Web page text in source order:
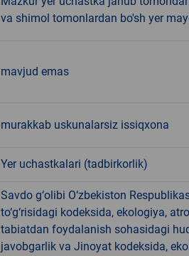
va shimol tomonlardan bo'sh yer
mavjud emas
murakkab uskunalarsiz issiqxona
Yer uchastkalari (tadbirkorlik)
Savdo g‘olibi O‘zbekiston
to‘g‘risidagi kodeksida, ekologiya,
tabiatdan foydalanish sohasidagi
javobgarlik va Jinoyat kodeksida,